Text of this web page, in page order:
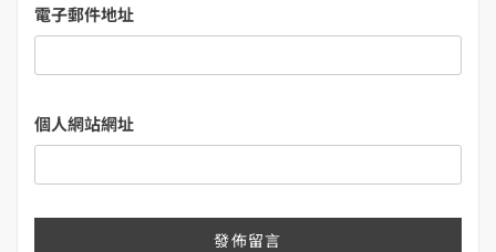
電子郵件地址
個人網站網址